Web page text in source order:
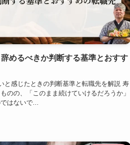
めるべきか判断する基準とおすす
と感じたときの判断基準と転職先を解説 寿
のの、「このまま続けていけるだろうか」
はないで...